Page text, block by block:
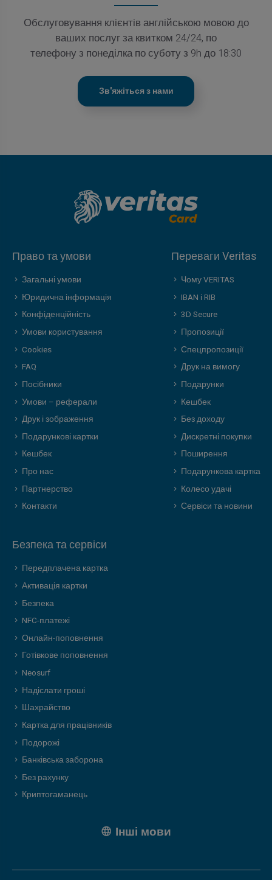
Обслуговування клієнтів англійською мовою до
ваших послуг за квитком 24/24, по
телефону з понеділка по суботу з 9h до 18:30
Зв'яжіться з нами
Право та умови
Загальні умови
Юридична інформація
Конфіденційність
Умови користування
Cookies
FAQ
Посібники
Умови – реферали
Друк і зображення
Подарункові картки
Кешбек
Про нас
Партнерство
Контакти
Переваги Veritas
Чому VERITAS
IBAN і RIB
3D Secure
Пропозиції
Спецпропозиції
Друк на вимогу
Подарунки
Кешбек
Без доходу
Дискретні покупки
Поширення
Подарункова картка
Колесо удачі
Сервіси та новини
Безпека та сервіси
Передплачена картка
Активація картки
Безпека
NFC-платежі
Онлайн-поповнення
Готівкове поповнення
Neosurf
Надіслати гроші
Шахрайство
Картка для працівників
Подорожі
Банківська заборона
Без рахунку
Криптогаманець
Інші мови